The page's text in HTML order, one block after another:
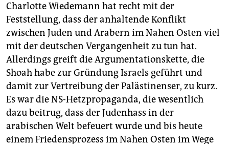
Charlotte Wiedemann hat recht mit der
Feststellung, dass der anhaltende Konflikt
zwischen Juden und Arabern im Nahen Osten viel
mit der deutschen Vergangenheit zu tun hat.
Allerdings greift die Argumentationskette, die
Shoah habe zur Gründung Israels geführt und
damit zur Vertreibung der Palästinenser, zu kurz.
Es war die NS-Hetzpropaganda, die wesentlich
dazu beitrug, dass der Judenhass in der
arabischen Welt befeuert wurde und bis heute
einem Friedensprozess im Nahen Osten im Wege